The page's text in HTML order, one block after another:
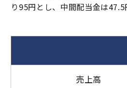
り95円とし、中間配当金は47.5
売上高